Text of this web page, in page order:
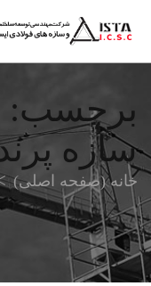
برچسب:
سازه
خانه (صفحه اصلی)